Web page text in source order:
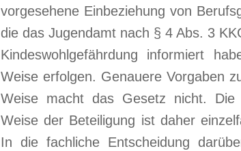
vorgesehene Einbeziehung von
die das Jugendamt nach § 4 Abs. 3
Kindeswohlgefährdung informiert
Weise erfolgen. Genauere Vorgaben
Weise macht das Gesetz nicht.
Weise der Beteiligung ist daher
In die fachliche Entscheidung